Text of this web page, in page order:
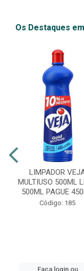
Os Destaques
LIMPADOR
MULTIUSO 500ML
500ML PAGUE
Código: 185
Faça login ou